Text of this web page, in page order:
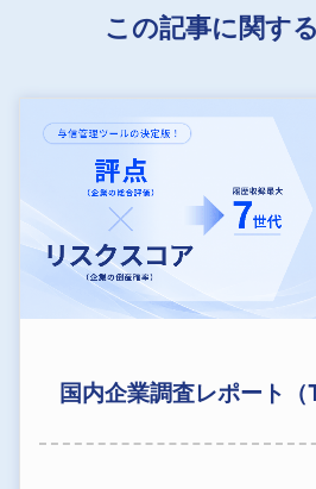
この記事に関す
国内企業調査レポート（